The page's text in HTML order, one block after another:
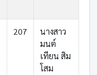
207
นางสาว
มนต์
เทียน สิม
โสม